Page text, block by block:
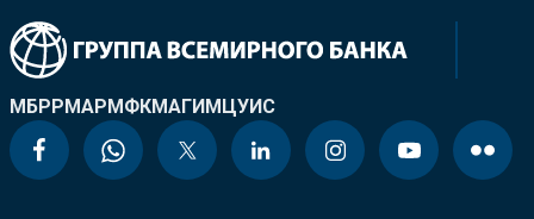
МБРРМАРМФКМАГИМЦУИС